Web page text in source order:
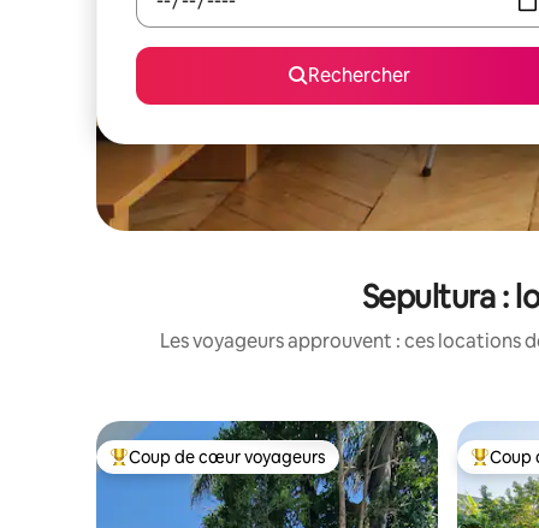
Rechercher
Sepultura :
Les voyageurs approuvent : ces locations
Coups de cœur voyageurs les plus appréciés
Coup de cœur voyageurs Coups
Coup